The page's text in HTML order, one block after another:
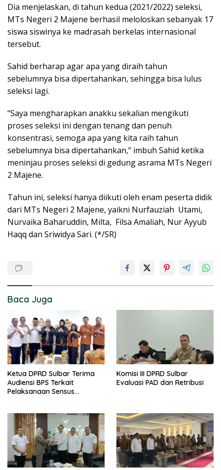
Dia menjelaskan, di tahun kedua (2021/2022) seleksi,
MTs Negeri 2 Majene berhasil meloloskan sebanyak 17
siswa siswinya ke madrasah berkelas internasional
tersebut.
Sahid berharap agar apa yang diraih tahun
sebelumnya bisa dipertahankan, sehingga bisa lulus
seleksi lagi.
“Saya mengharapkan anakku sekalian mengikuti
proses seleksi ini dengan tenang dan penuh
konsentrasi, semoga apa yang kita raih tahun
sebelumnya bisa dipertahankan,” imbuh Sahid ketika
meninjau proses seleksi di gedung asrama MTs Negeri
2 Majene.
Tahun ini, seleksi hanya diikuti oleh enam peserta didik
dari MTs Negeri 2 Majene, yaikni Nurfauziah Utami,
Nurvaika Baharuddin, Milta, Filsa Amaliah, Nur Ayyub
Haqq dan Sriwidya Sari. (*/SR)
Baca Juga
Ketua DPRD Sulbar Terima
Audiensi BPS Terkait
Pelaksanaan Sensus
Komisi III DPRD Sulbar
Evaluasi PAD dan Retribusi